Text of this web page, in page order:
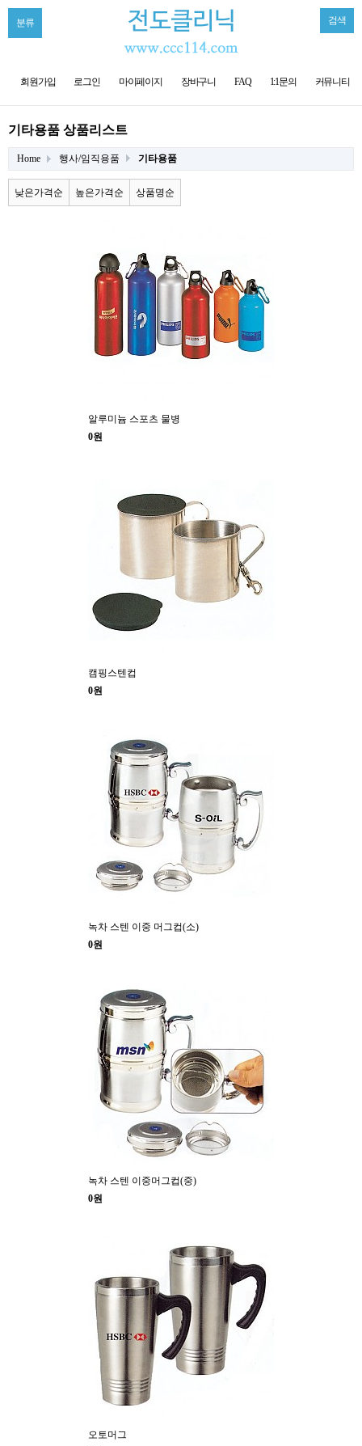
분류 검색
회원가입 로그인 마이페이지 장바구니 FAQ 1:1문의 커뮤니티
기타용품 상품리스트
Home 행사/임직용품 기타용품
낮은가격순 높은가격순 상품명순
알루미늄 스포츠 물병
0원
캠핑스텐컵
0원
녹차 스텐 이중 머그컵(소)
0원
녹차 스텐 이중머그컵(중)
0원
오토머그